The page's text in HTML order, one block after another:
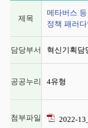
제목
메타버스
정책 패러
담당부서 혁신기획담
공공누리 4유형
첨부파일 2022-